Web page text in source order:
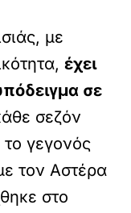
με
έχει
σε
σεζόν
γεγονός
τον Αστέρα
στο